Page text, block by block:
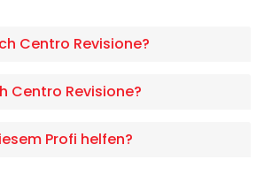
Centro Revisione?
Centro Revisione?
Profi helfen?